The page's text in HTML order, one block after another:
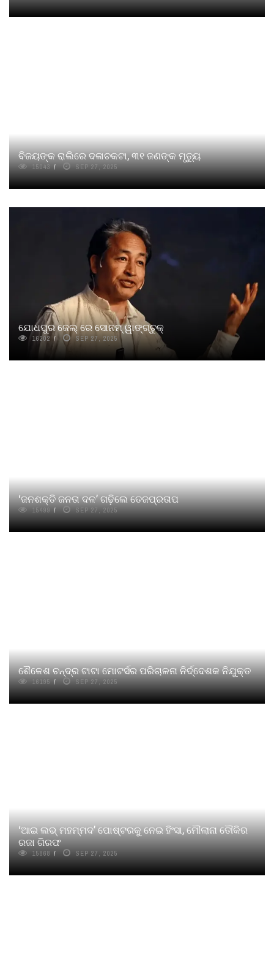
ବିଜୟଙ୍କ ରାଲିରେ ଦଳାଚକଟା, ୩୧ ଜଣଙ୍କ ମୃତ୍ୟୁ
15043 SEP 27, 2025
ଯୋଧପୁର ଜେଲ୍ ରେ ସୋନମ୍ ୱାଙ୍ଗ୍‌ଚୁକ୍‌
16202 SEP 27, 2025
‘ଜନଶକ୍ତି ଜନତା ଦଳ’ ଗଢ଼ିଲେ ତେଜପ୍ରତାପ
15499 SEP 27, 2025
ଶୈଳେଶ ଚନ୍ଦ୍ର ଟାଟା ମୋଟର୍ସର ପରିଚାଳନା ନିର୍ଦ୍ଦେଶକ ନିଯୁକ୍ତ
16195 SEP 27, 2025
‘ଆଇ ଲଭ୍‌ ମହମ୍ମଦ’ ପୋଷ୍ଟରକୁ ନେଇ ହିଂସା, ମୌଲାନା ତୌକିର
ରଜା ଗିରଫ
15868 SEP 27, 2025